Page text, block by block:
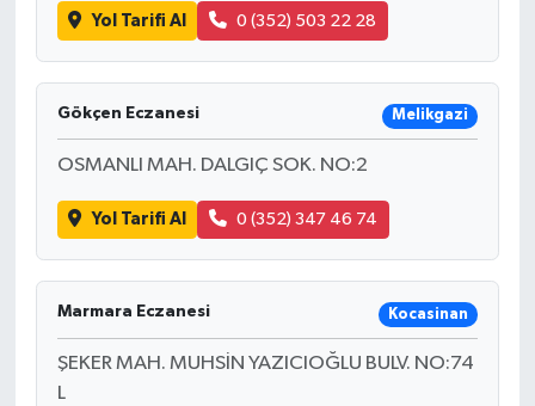
Yol Tarifi Al 0 (352) 503 22 28
Gökçen Eczanesi Melikgazi
OSMANLI MAH. DALGIÇ SOK. NO:2
Yol Tarifi Al 0 (352) 347 46 74
Marmara Eczanesi Kocasinan
ŞEKER MAH. MUHSİN YAZICIOĞLU BULV. NO:74
L